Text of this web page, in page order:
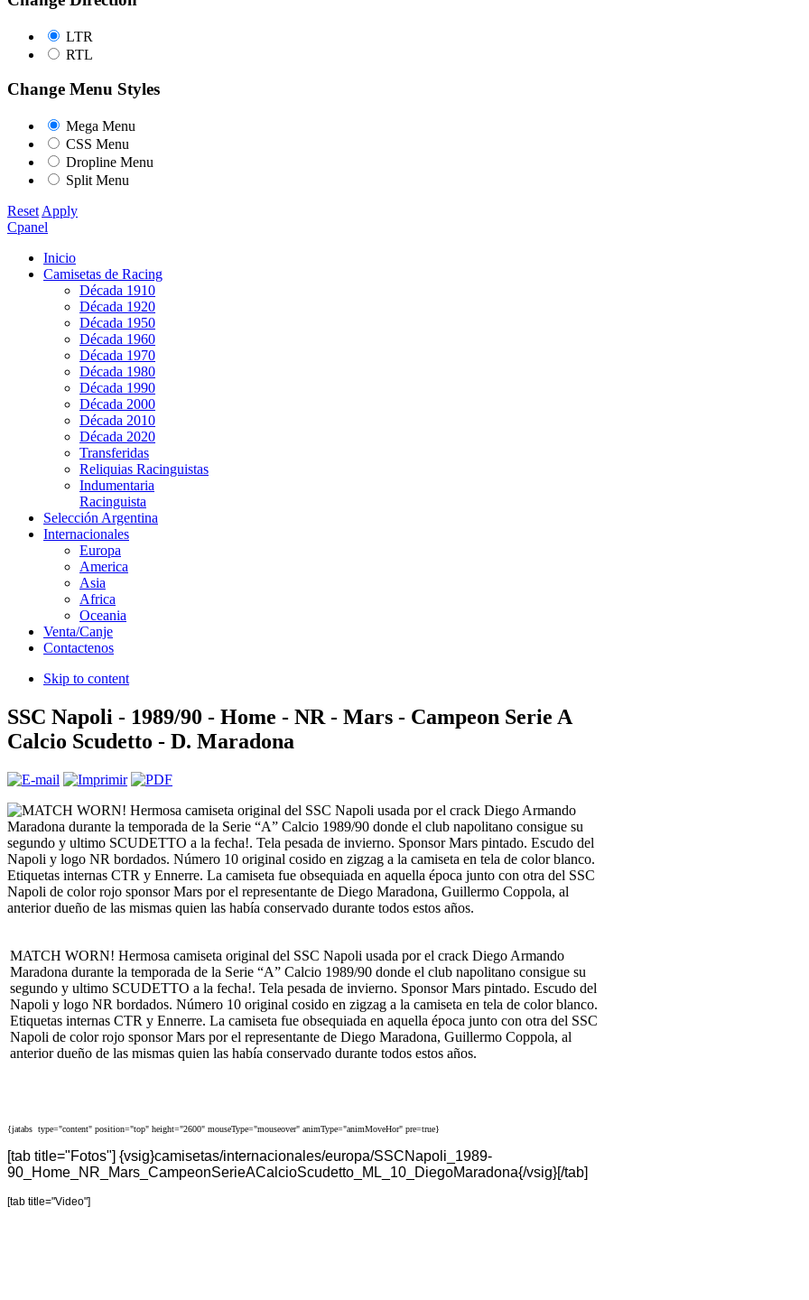
LTR
RTL
Change Menu Styles
Mega Menu
CSS Menu
Dropline Menu
Split Menu
Reset Apply
Cpanel
Inicio
Camisetas de Racing
Década 1910
Década 1920
Década 1950
Década 1960
Década 1970
Década 1980
Década 1990
Década 2000
Década 2010
Década 2020
Transferidas
Reliquias Racinguistas
Indumentaria
Racinguista
Selección Argentina
Internacionales
Europa
America
Asia
Africa
Oceania
Venta/Canje
Contactenos
Skip to content
SSC Napoli - 1989/90 - Home - NR - Mars - Campeon Serie A
Calcio Scudetto - D. Maradona
MATCH WORN! Hermosa camiseta original del SSC Napoli usada por el crack Diego Armando
Maradona durante la temporada de la Serie “A” Calcio 1989/90 donde el club napolitano consigue su
segundo y ultimo SCUDETTO a la fecha!. Tela pesada de invierno. Sponsor Mars pintado. Escudo del
Napoli y logo NR bordados. Número 10 original cosido en zigzag a la camiseta en tela de color blanco.
Etiquetas internas CTR y Ennerre. La camiseta fue obsequiada en aquella época junto con otra del SSC
Napoli de color rojo sponsor Mars por el representante de Diego Maradona, Guillermo Coppola, al
anterior dueño de las mismas quien las había conservado durante todos estos años.
{jatabs type="content" position="top" height="2600" mouseType="mouseover" animType="animMoveHor" pre=true}
[tab title="Fotos"] {vsig}camisetas/internacionales/europa/SSCNapoli_1989-
90_Home_NR_Mars_CampeonSerieACalcioScudetto_ML_10_DiegoMaradona{/vsig}[/tab]
[tab title="Video"]